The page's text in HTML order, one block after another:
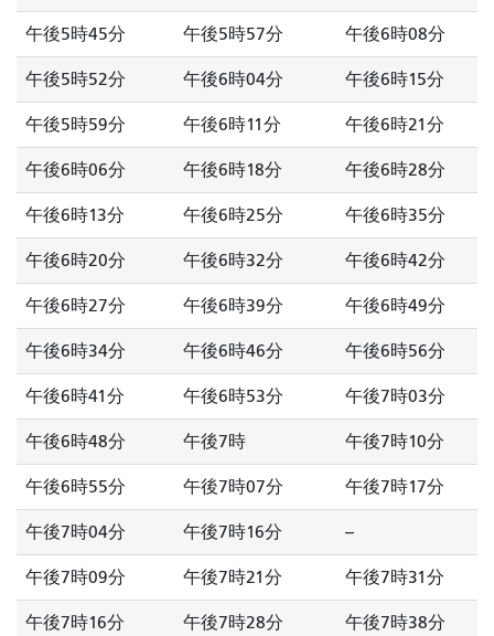
午後5時45分 午後5時57分 午後6時08分
午後5時52分 午後6時04分 午後6時15分
午後5時59分 午後6時11分 午後6時21分
午後6時06分 午後6時18分 午後6時28分
午後6時13分 午後6時25分 午後6時35分
午後6時20分 午後6時32分 午後6時42分
午後6時27分 午後6時39分 午後6時49分
午後6時34分 午後6時46分 午後6時56分
午後6時41分 午後6時53分 午後7時03分
午後6時48分 午後7時 午後7時10分
午後6時55分 午後7時07分 午後7時17分
午後7時04分 午後7時16分 --
午後7時09分 午後7時21分 午後7時31分
午後7時16分 午後7時28分 午後7時38分